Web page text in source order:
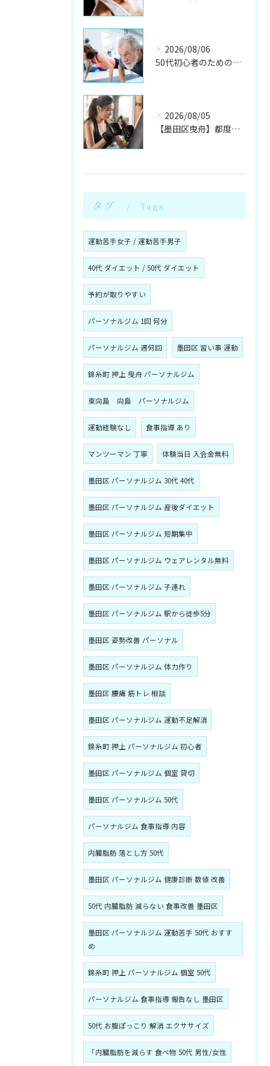
2026/08/06
50代初心者のためのパーソナルジムで健康体へ
2026/08/05
【墨田区曳舟】都度利用OK！初心者向けキックボクシングジム
タグ Tags
運動苦手女子 / 運動苦手男子
40代 ダイエット / 50代 ダイエット
予約が取りやすい
パーソナルジム 1回 何分
パーソナルジム 週何回 墨田区 習い事 運動
錦糸町 押上 曳舟 パーソナルジム
東向島 向島 パーソナルジム
運動経験なし 食事指導 あり
マンツーマン 丁寧 体験当日 入会金無料
墨田区 パーソナルジム 30代 40代
墨田区 パーソナルジム 産後ダイエット
墨田区 パーソナルジム 短期集中
墨田区 パーソナルジム ウェアレンタル無料
墨田区 パーソナルジム 子連れ
墨田区 パーソナルジム 駅から徒歩5分
墨田区 姿勢改善 パーソナル
墨田区 パーソナルジム 体力作り
墨田区 腰痛 筋トレ 相談
墨田区 パーソナルジム 運動不足解消
錦糸町 押上 パーソナルジム 初心者
墨田区 パーソナルジム 個室 貸切
墨田区 パーソナルジム 50代
パーソナルジム 食事指導 内容
内臓脂肪 落とし方 50代
墨田区 パーソナルジム 健康診断 数値 改善
50代 内臓脂肪 減らない 食事改善 墨田区
墨田区 パーソナルジム 運動苦手 50代 おすす
め
錦糸町 押上 パーソナルジム 個室 50代
パーソナルジム 食事指導 報告なし 墨田区
50代 お腹ぽっこり 解消 エクササイズ
「内臓脂肪を減らす 食べ物 50代 男性/女性